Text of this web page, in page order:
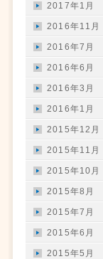
2017年1月
2016年11月
2016年7月
2016年6月
2016年3月
2016年1月
2015年12月
2015年11月
2015年10月
2015年8月
2015年7月
2015年6月
2015年5月